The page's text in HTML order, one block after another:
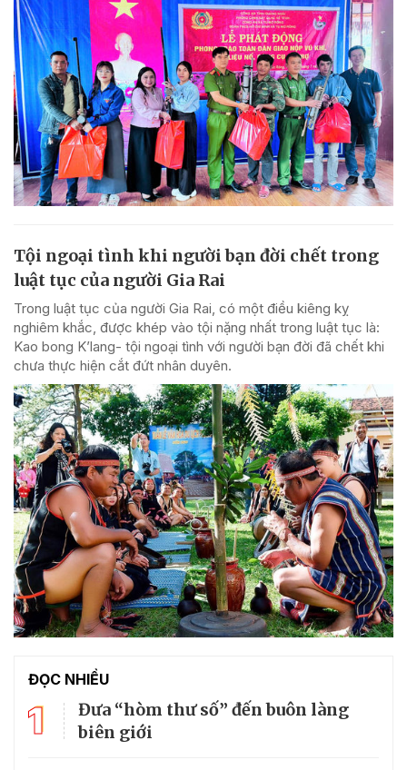
Tội ngoại tình khi người bạn đời chết trong
luật tục của người Gia Rai
Trong luật tục của người Gia Rai, có một điều kiêng kỵ
nghiêm khắc, được khép vào tội nặng nhất trong luật tục là:
Kao bong K’lang- tội ngoại tình với người bạn đời đã chết khi
chưa thực hiện cắt đứt nhân duyên.
ĐỌC NHIỀU
1
Đưa “hòm thư số” đến buôn làng
biên giới